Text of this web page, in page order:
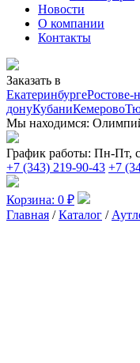
Новости
О компании
Контакты
Заказать в
ЕкатеринбургеРостове-
донуКубаниКемерово
Мы находимся:
График работы: Пн-Пт,
+7 (343) 219-90-43 +7
Корзина: 0 ₽
Главная /Каталог /